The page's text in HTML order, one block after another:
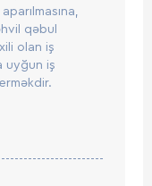
qəbul
olan iş
uyğun iş